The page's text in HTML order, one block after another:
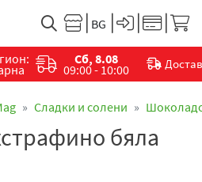
Сб, 8.08
09:00 - 10:00
Сладки и солени
бяла